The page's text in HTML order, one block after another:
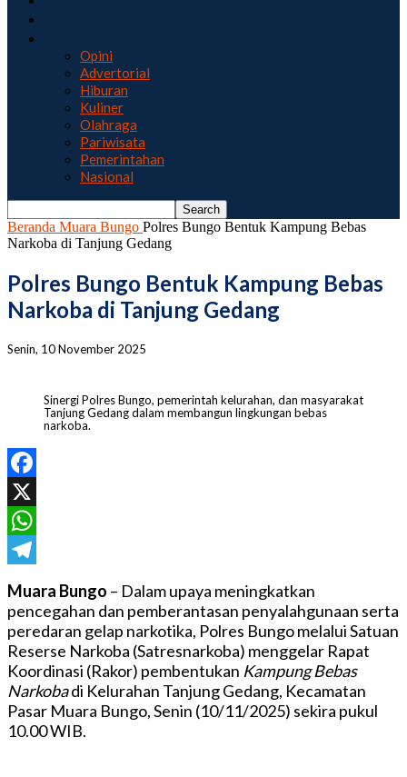
Opini
Advertorial
Hiburan
Kuliner
Olahraga
Pariwisata
Pemerintahan
Nasional
Beranda Muara Bungo Polres Bungo Bentuk Kampung Bebas
Narkoba di Tanjung Gedang
Polres Bungo Bentuk Kampung Bebas
Narkoba di Tanjung Gedang
Senin, 10 November 2025
Sinergi Polres Bungo, pemerintah kelurahan, dan masyarakat
Tanjung Gedang dalam membangun lingkungan bebas
narkoba.
Facebook
X
WhatsApp
Muara Bungo – Dalam upaya meningkatkan
pencegahan dan pemberantasan penyalahgunaan serta
peredaran gelap narkotika, Polres Bungo melalui Satuan
Reserse Narkoba (Satresnarkoba) menggelar Rapat
Koordinasi (Rakor) pembentukan Kampung Bebas
Narkobadi Kelurahan Tanjung Gedang, Kecamatan
Pasar Muara Bungo, Senin (10/11/2025) sekira pukul
10.00 WIB.